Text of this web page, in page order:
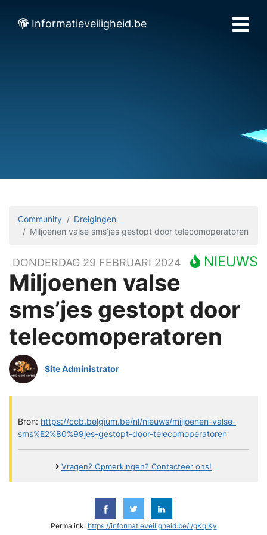
Informatieveiligheid.be
Community
Dreigingen
Miljoenen valse sms’jes gestopt door telecomoperatoren
NIEUWS
DONDERDAG 29 FEBRUARI 2024
Miljoenen valse
sms’jes gestopt door
telecomoperatoren
Site Administrator
Bron: https://ccb.belgium.be/nl/nieuws/miljoenen-valse-
sms%E2%80%99jes-gestopt-door-telecomoperatoren
Vragen? Opmerkingen? Contacteer ons!
Permalink: https://informatieveiligheid.be/l/gKqIKy